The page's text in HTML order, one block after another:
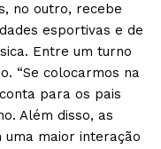
no outro, recebe
esportivas e de
Entre um turno
“Se colocarmos na
para os pais
Além disso, as
uma maior interação